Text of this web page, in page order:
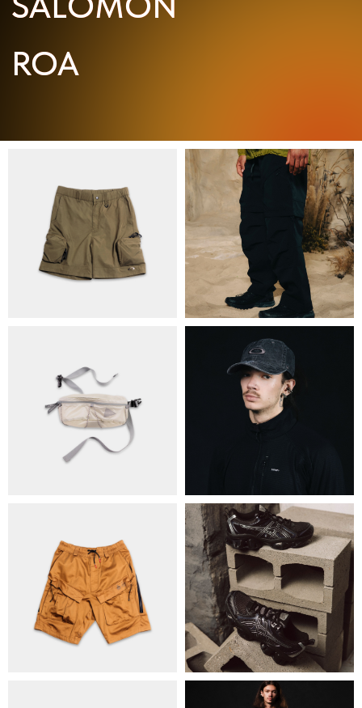
ОБМІН ТА ПОВЕРНЕННЯ
+38 063 502 60 83
КИЇВ, ВАЛЕРІЯ ЛОБАНОВСЬКОГО 9/1
УГОДА КОРИСТУВАЧА